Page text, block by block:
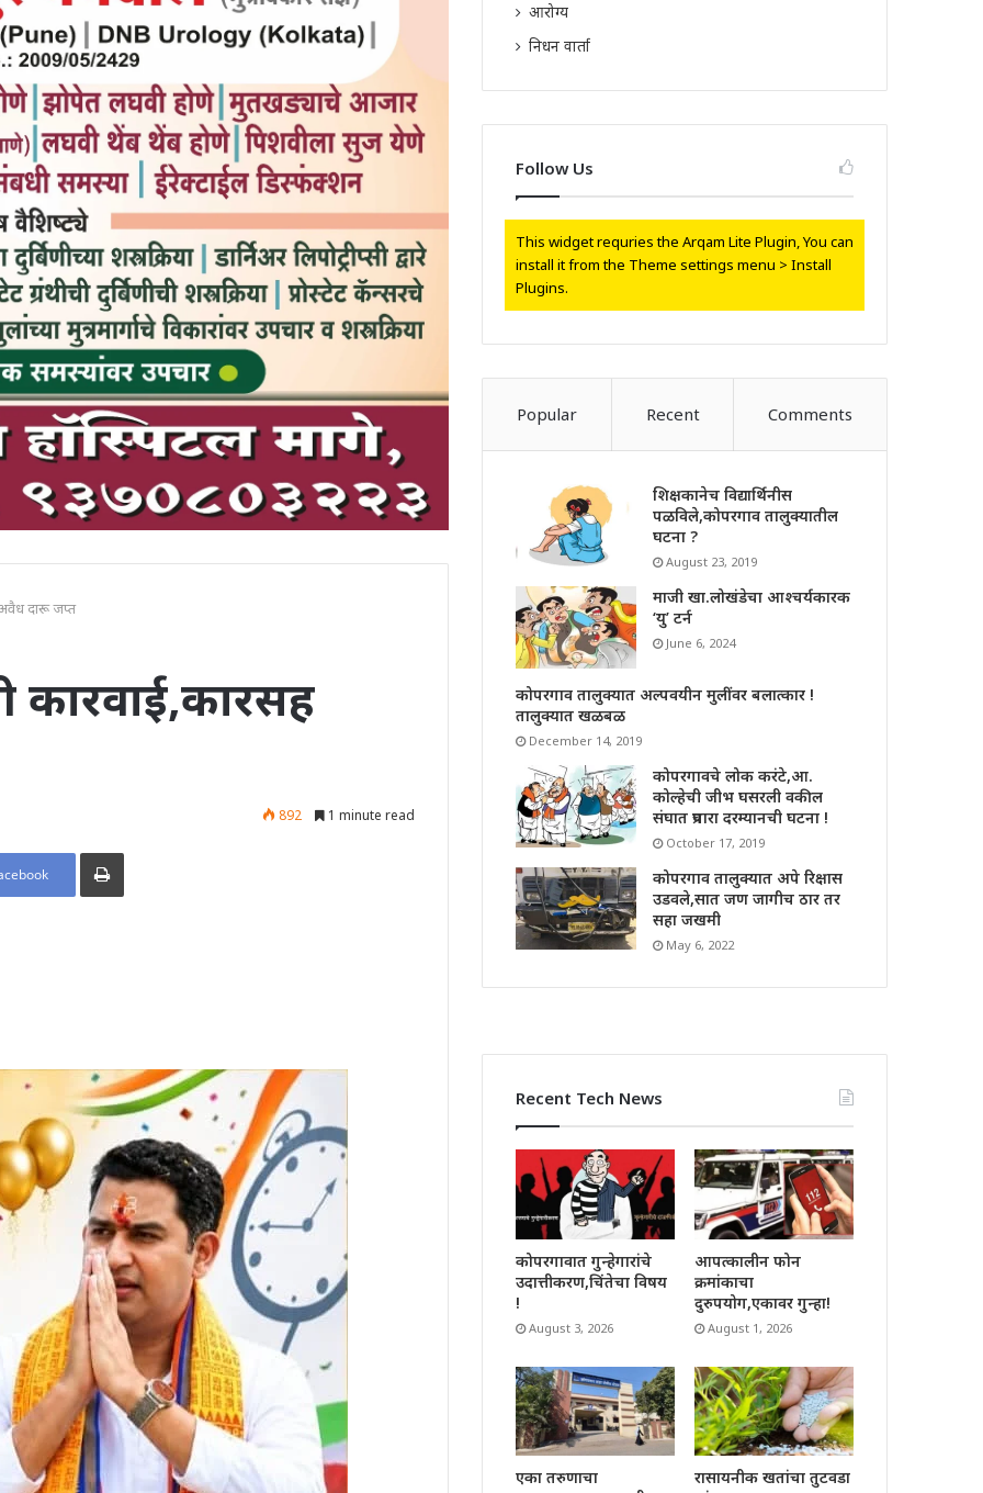
अवैध दारू जप्त
कारवाई,कारसह
892 1 minute read
Print
आरोग्य
निधन वार्ता
Follow Us
This widget requries the Arqam Lite Plugin, You can
install it from the Theme settings menu > Install
Plugins.
Popular Recent Comments
शिक्षकानेच विद्यार्थिनीस
पळविले,कोपरगाव तालुक्यातील
घटना ?
August 23, 2019
माजी खा.लोखंडेचा आश्चर्यकारक
‘यु’ टर्न
June 6, 2024
कोपरगाव तालुक्यात अल्पवयीन मुलींवर बलात्कार !
तालुक्यात खळबळ
December 14, 2019
कोपरगावचे लोक करंटे,आ.
कोल्हेची जीभ घसरली वकील
संघात प्रचारा दरम्यानची घटना !
October 17, 2019
कोपरगाव तालुक्यात अपे रिक्षास
उडवले,सात जण जागीच ठार तर
सहा जखमी
May 6, 2022
Recent Tech News
कोपरगावात गुन्हेगारांचे
उदात्तीकरण,चिंतेचा विषय
!
August 3, 2026
आपत्कालीन फोन
क्रमांकाचा
दुरुपयोग,एकावर गुन्हा!
August 1, 2026
एका तरुणाचा
रासायनीक खतांचा तुटवडा